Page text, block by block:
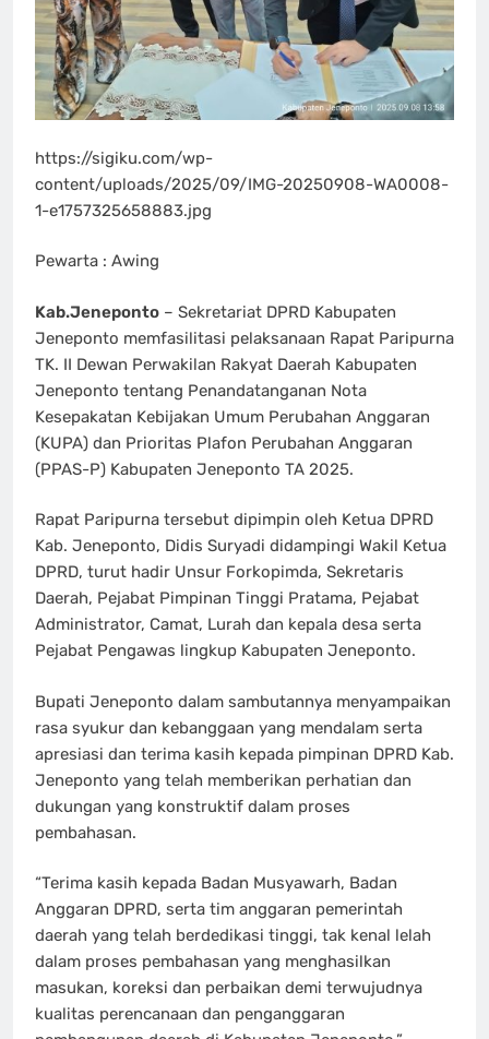
https://sigiku.com/wp-
content/uploads/2025/09/IMG-20250908-WA0008-
1-e1757325658883.jpg
Pewarta : Awing
Kab.Jeneponto – Sekretariat DPRD Kabupaten
Jeneponto memfasilitasi pelaksanaan Rapat Paripurna
TK. II Dewan Perwakilan Rakyat Daerah Kabupaten
Jeneponto tentang Penandatanganan Nota
Kesepakatan Kebijakan Umum Perubahan Anggaran
(KUPA) dan Prioritas Plafon Perubahan Anggaran
(PPAS-P) Kabupaten Jeneponto TA 2025.
Rapat Paripurna tersebut dipimpin oleh Ketua DPRD
Kab. Jeneponto, Didis Suryadi didampingi Wakil Ketua
DPRD, turut hadir Unsur Forkopimda, Sekretaris
Daerah, Pejabat Pimpinan Tinggi Pratama, Pejabat
Administrator, Camat, Lurah dan kepala desa serta
Pejabat Pengawas lingkup Kabupaten Jeneponto.
Bupati Jeneponto dalam sambutannya menyampaikan
rasa syukur dan kebanggaan yang mendalam serta
apresiasi dan terima kasih kepada pimpinan DPRD Kab.
Jeneponto yang telah memberikan perhatian dan
dukungan yang konstruktif dalam proses
pembahasan.
“Terima kasih kepada Badan Musyawarh, Badan
Anggaran DPRD, serta tim anggaran pemerintah
daerah yang telah berdedikasi tinggi, tak kenal lelah
dalam proses pembahasan yang menghasilkan
masukan, koreksi dan perbaikan demi terwujudnya
kualitas perencanaan dan penganggaran